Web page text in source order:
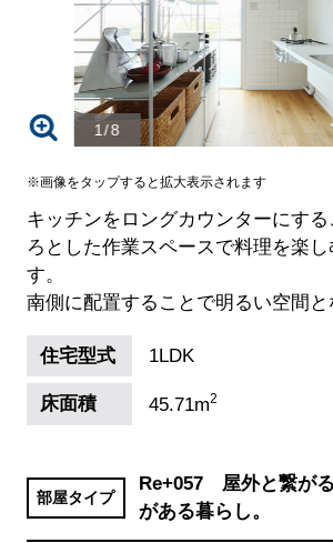
1/8
※画像をタップすると拡大表示されます
キッチンをロングカウンターにす
ろとした作業スペースで料理を楽し
す。
南側に配置することで明るい空間と
住宅型式 1LDK
床面積 45.71m2
部屋タイプ
Re+057 屋外と繋が
がある暮らし。